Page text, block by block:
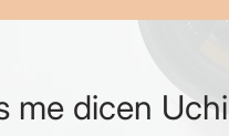
me dicen Uchi